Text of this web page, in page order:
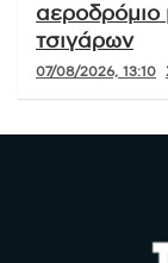
τσιγάρων
07/08/2026, 13:10